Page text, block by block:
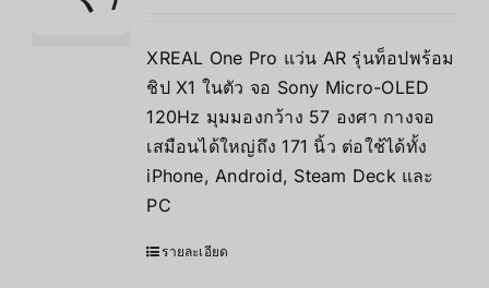
XREAL One Pro แว่น AR รุ่นท็อปพร้อม
ชิป X1 ในตัว จอ Sony Micro-OLED
120Hz มุมมองกว้าง 57 องศา กางจอ
เสมือนได้ใหญ่ถึง 171 นิ้ว ต่อใช้ได้ทั้ง
iPhone, Android, Steam Deck และ
PC
รายละเอียด